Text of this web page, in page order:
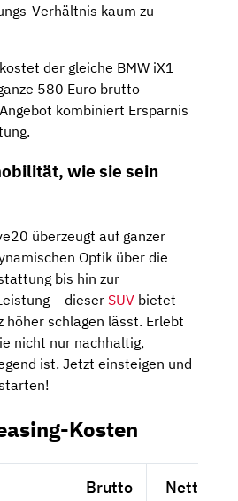
Verhältnis kaum zu
der gleiche BMW iX1
580 Euro brutto
kombiniert Ersparnis
wie sie sein
überzeugt auf ganzer
Optik über die
bis hin zur
– dieser SUV bietet
höher schlagen lässt. Erlebt
nicht nur nachhaltig,
ist. Jetzt einsteigen und
Kosten
Brutto
Netto